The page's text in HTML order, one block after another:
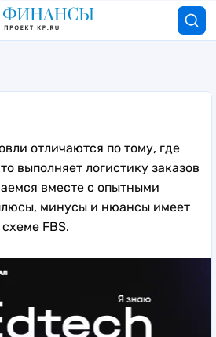
отличаются по тому, где
выполняет логистику заказов
вместе с опытными
минусы и нюансы имеет
FBS.